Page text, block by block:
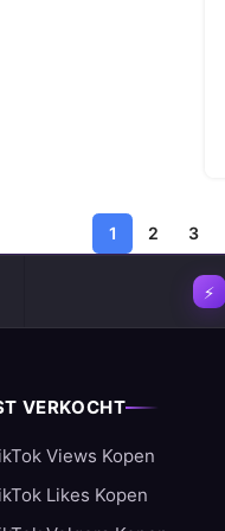
1 2 3
⚡
VERKOCHT
Views Kopen
Likes Kopen